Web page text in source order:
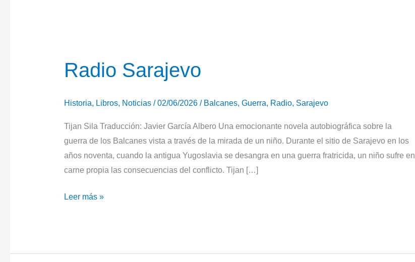
Radio Sarajevo
Historia, Libros, Noticias/02/06/2026 / Balcanes, Guerra, Radio, Sarajevo
Tijan Sila Traducción: Javier García Albero Una emocionante novela autobiográfica sobre la
guerra de los Balcanes vista a través de la mirada de un niño. Durante el sitio de Sarajevo en los
años noventa, cuando la antigua Yugoslavia se desangra en una guerra fratricida, un niño sufre en
carne propia las consecuencias del conflicto. Tijan […]
Radio
Leer más »